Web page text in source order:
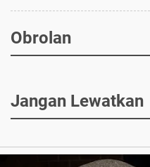
Obrolan
Jangan Lewatkan